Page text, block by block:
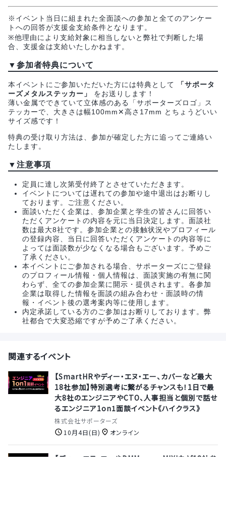
※イベント当日に組まれた全面談への参加と全てのアンケー
トへの回答が支援金支給条件となります。
※他理由により支給対象に相当しないと弊社で判断した場
合、支援金は支給いたしかねます。
▼参加者特典について
本イベントにご参加いただいた方には特典として
「サポータ
ーズメタルステッカー」
をお送りします！
薄い金属でできていて立体感のある「サポーターズロゴ」ス
テッカーで、大きさは幅100mm✕高さ17mm とちょうどいい
サイズ感です！
特典の受け取り方法は、参加が確定した方に追ってご連絡い
たします。
▼注意事項
定員に達し次第受付終了とさせていただきます。
イベントについては遅れての参加や途中退出はお断りし
ております。ご注意ください。
面談いただく企業は、参加企業と学生の皆さんに回答い
ただくアンケートの内容を元に当日決定します。面談社
数は最大8社です。参加企業との接触状況やプロフィール
の登録内容、当日に回答いただくアンケートの内容等に
よっては面談数が少なくなる場合もございます。予めご
了承ください。
本イベントにご参加される場合、サポーターズにご登録
のプロフィール情報・個人情報は、面談実施の有無に関
わらず、全ての参加企業に開示・提供されます。各参加
企業は取得した情報を面談の組み合わせ・面談時の情
報・イベント後の選考案内等に使用します。
内定承諾している方のご参加はお断りしております。弊
社都合で大変恐縮ですが予めご了承ください。
関連するイベント
【SmartHRやディー・エヌ・エー、カバーなど最大
18社参加】特別選考に繋がるチャンスも！1日で最
大8社のエンジニアやCTO、人事担当と個別で話せ
るエンジニア1on1面談イベント《ハイクラス》
株式会社サポーターズ
10月4日(日)
オンライン
【ディー・エヌ・エーやDMM.com、MIXIなど18社参